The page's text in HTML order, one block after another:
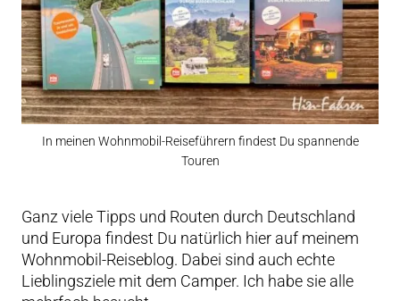
In meinen Wohnmobil-Reiseführern findest Du spannende
Touren
Ganz viele Tipps und Routen durch Deutschland
und Europa findest Du natürlich hier auf meinem
Wohnmobil-Reiseblog. Dabei sind auch echte
Lieblingsziele mit dem Camper. Ich habe sie alle